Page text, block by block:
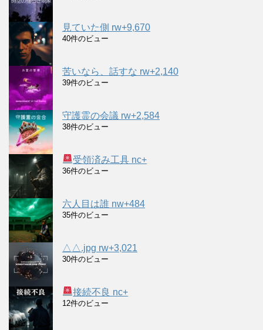
見ていた側 rw+9,670
40件のビュー
苦いなら、話すな rw+2,140
39件のビュー
守護霊の会議 rw+2,584
38件のビュー
受領済み工具 nc+
36件のビュー
六人目は誰 nw+484
35件のビュー
△△.jpg rw+3,021
30件のビュー
接続不良 nc+
12件のビュー